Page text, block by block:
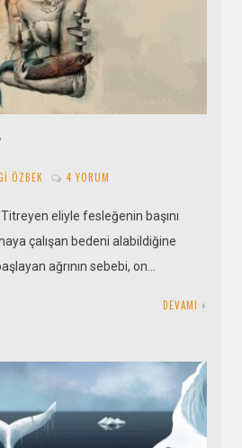
ÖZBEK 4 YORUM
eliyle fesleğenin başını
çalışan bedeni alabildiğine
ağrının sebebi, on…
DEVAMI